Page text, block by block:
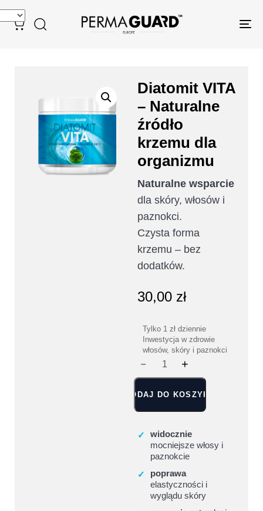
Diatomit VITA
– Naturalne
źródło
krzemu dla
organizmu
Naturalne wsparcie
dla skóry, włosów i
paznokci.
Czysta forma
krzemu – bez
dodatków.
30,00 zł
Tylko 1 zł dziennie
Inwestycja w zdrowie
włosów, skóry i paznokci
DODAJ DO KOSZYKA
✓
widocznie
mocniejsze włosy i
paznokcie
✓
poprawa
elastyczności i
wyglądu skóry